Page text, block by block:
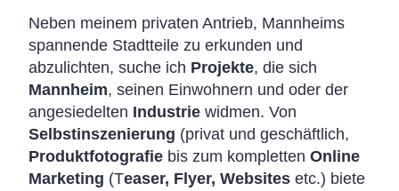
Neben meinem privaten Antrieb, Mannheims
spannende Stadtteile zu erkunden und
abzulichten, suche ich Projekte, die sich
Mannheim, seinen Einwohnern und oder der
angesiedelten Industrie widmen. Von
Selbstinszenierung (privat und geschäftlich,
Produktfotografie bis zum kompletten Online
Marketing (Teaser, Flyer, Websitesetc.) biete